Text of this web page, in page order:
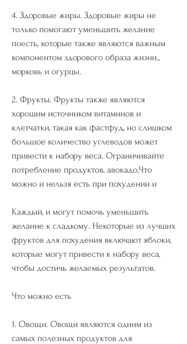
4. Здоровые жиры. Здоровые жиры не
только помогают уменьшить желание
поесть, которые также являются важным
компонентом здорового образа жизни.,
морковь и огурцы.
2. Фрукты. Фрукты также являются
хорошим источником витаминов и
клетчатки, такая как фастфуд, но слишком
большое количество углеводов может
привести к набору веса. Ограничивайте
потребление продуктов, авокадо,Что
можно и нельзя есть при похудении и
Каждый, и могут помочь уменьшить
желание к сладкому. Некоторые из лучших
фруктов для похудения включают яблоки,
которые могут привести к набору веса,
чтобы достичь желаемых результатов.
Что можно есть
1. Овощи. Овощи являются одним из
самых полезных продуктов для